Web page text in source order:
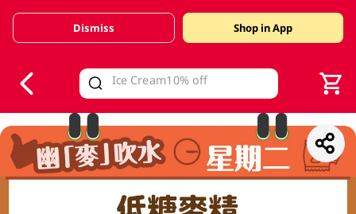
Valid Until 30 June 2026
Dismiss Shop in App